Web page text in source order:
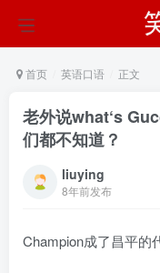
首页 英语口语 正文
老外说what‘s
们都不知道？
liuying
8年前发布
Champion成了昌平的